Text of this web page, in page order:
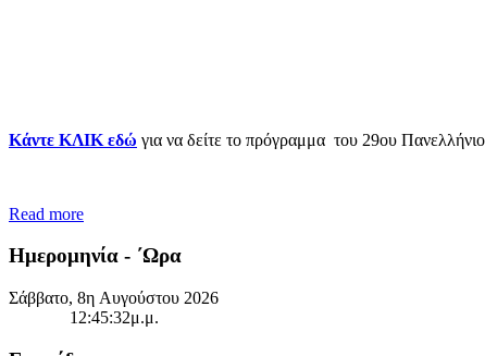
Κάντε ΚΛΙΚ εδώ για να δείτε το πρόγραμμα του 29ου
Read more
Ημερομηνία - ΄Ωρα
Σάββατο, 8η Αυγούστου 2026
12:45:32μ.μ.